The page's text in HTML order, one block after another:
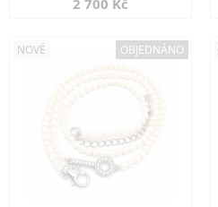
2 700 Kč
NOVÉ OBJEDNÁNO